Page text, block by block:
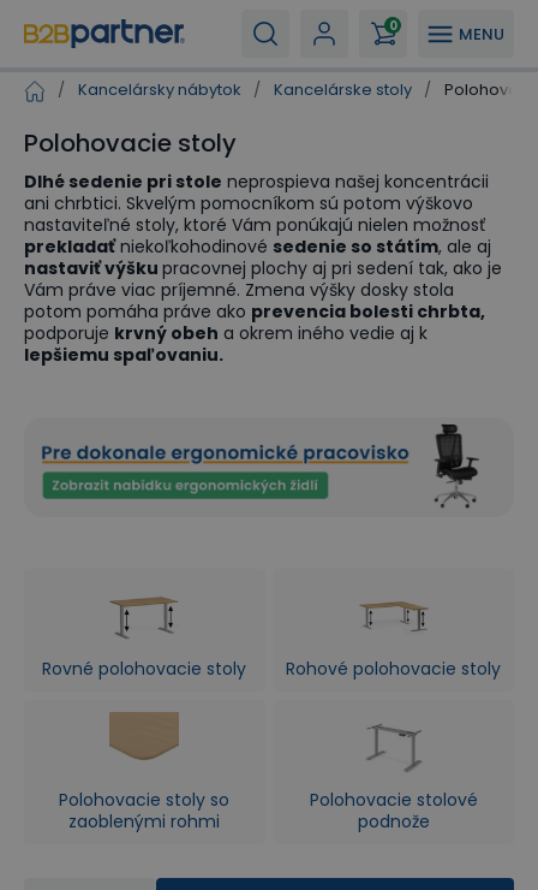
MENU
0
/ Kancelársky nábytok / Kancelárske stoly /
Polohovacie stoly
Dlhé sedenie pri stole neprospieva našej koncentrácii
ani chrbtici. Skvelým pomocníkom sú potom výškovo
nastaviteľné stoly, ktoré Vám ponúkajú nielen možnosť
prekladaťniekoľkohodinové sedenie so státím, ale aj
nastaviť výšku pracovnej plochy aj pri sedení tak, ako je
Vám práve viac príjemné. Zmena výšky dosky stola
potom pomáha práve ako prevencia bolesti chrbta,
podporuje krvný obeh a okrem iného vedie aj k
lepšiemu spaľovaniu.
Rovné polohovacie stoly Rohové polohovacie stoly
Polohovacie stoly so
zaoblenými rohmi
Polohovacie stolové
podnože